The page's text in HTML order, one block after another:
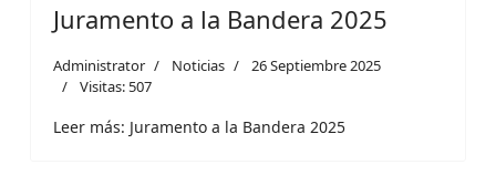
Juramento a la Bandera 2025
Administrator Noticias
26 Septiembre 2025
Visitas: 507
Leer más: Juramento a la Bandera 2025